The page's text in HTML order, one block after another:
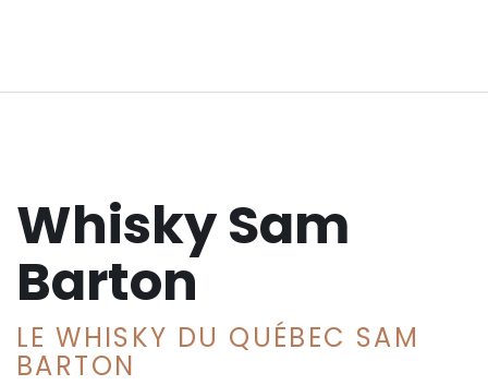
Whisky Sam
Barton
LE WHISKY DU QUÉBEC SAM
BARTON